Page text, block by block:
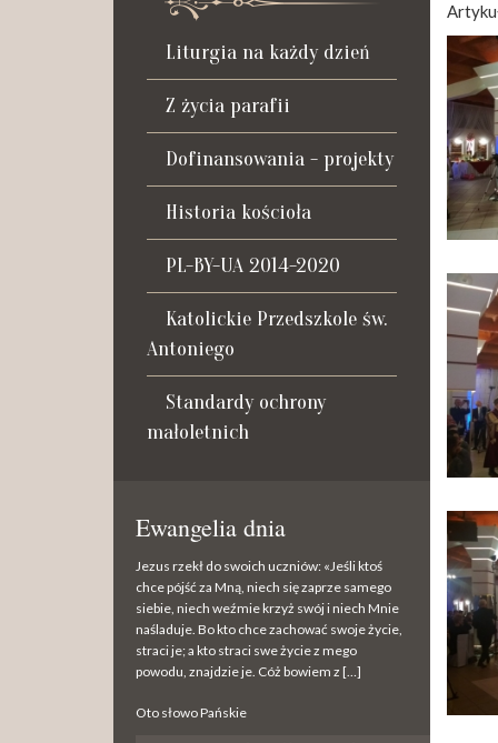
Liturgia na każdy dzień
Z życia parafii
Dofinansowania - projekty
Historia kościoła
PL-BY-UA 2014-2020
Katolickie Przedszkole św.
Antoniego
Standardy ochrony
małoletnich
Ewangelia dnia
Jezus rzekł do swoich uczniów: «Jeśli ktoś
chce pójść za Mną, niech się zaprze samego
siebie, niech weźmie krzyż swój i niech Mnie
naśladuje. Bo kto chce zachować swoje życie,
straci je; a kto straci swe życie z mego
powodu, znajdzie je. Cóż bowiem z […]
Oto słowo Pańskie